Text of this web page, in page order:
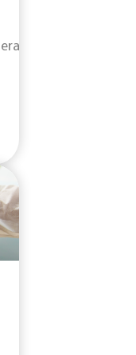
pas uniquement